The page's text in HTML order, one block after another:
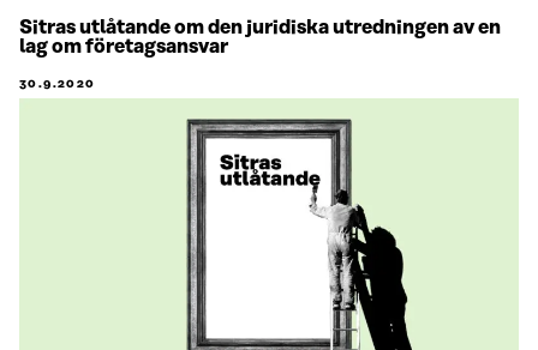
Sitras utlåtande om den juridiska utredningen av en
lag om företagsansvar
30.9.2020